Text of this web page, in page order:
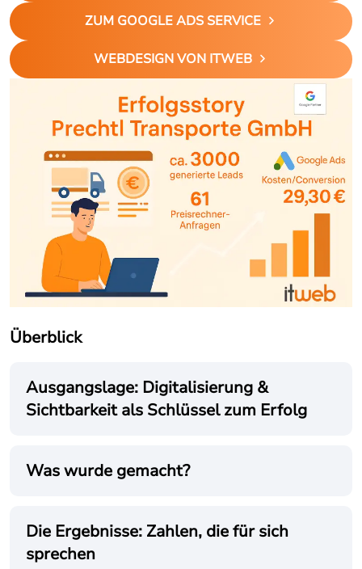
ZUM GOOGLE ADS SERVICE
WEBDESIGN VON ITWEB
Überblick
Ausgangslage: Digitalisierung &
Sichtbarkeit als Schlüssel zum Erfolg
Was wurde gemacht?
Die Ergebnisse: Zahlen, die für sich
sprechen